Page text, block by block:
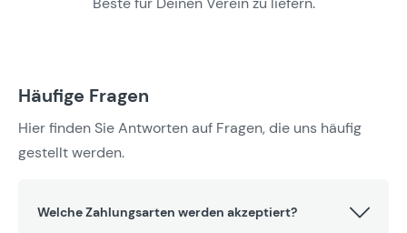
Häufige Fragen
Hier finden Sie Antworten auf Fragen, die uns häufig
gestellt werden.
Welche Zahlungsarten werden akzeptiert?